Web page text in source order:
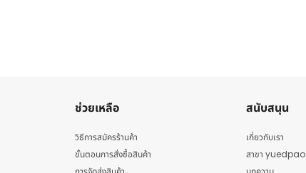
ช่วยเหลือ
วิธีการสมัครร้านค้า
ขั้นตอนการสั่งซื้อสินค้า
สนับสนุน
เกี่ยวกับเรา
สาขา yuedpao